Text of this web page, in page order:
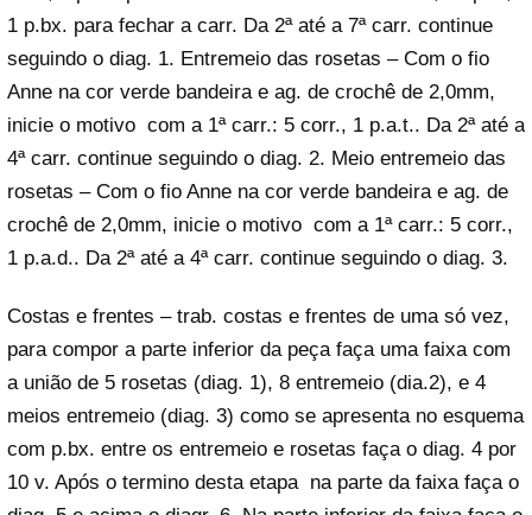
1 p.bx. para fechar a carr. Da 2ª até a 7ª carr. continue
seguindo o diag. 1. Entremeio das rosetas – Com o fio
Anne na cor verde bandeira e ag. de crochê de 2,0mm,
inicie o motivo com a 1ª carr.: 5 corr., 1 p.a.t.. Da 2ª até a
4ª carr. continue seguindo o diag. 2. Meio entremeio das
rosetas – Com o fio Anne na cor verde bandeira e ag. de
crochê de 2,0mm, inicie o motivo com a 1ª carr.: 5 corr.,
1 p.a.d.. Da 2ª até a 4ª carr. continue seguindo o diag. 3.
Costas e frentes – trab. costas e frentes de uma só vez,
para compor a parte inferior da peça faça uma faixa com
a união de 5 rosetas (diag. 1), 8 entremeio (dia.2), e 4
meios entremeio (diag. 3) como se apresenta no esquema
com p.bx. entre os entremeio e rosetas faça o diag. 4 por
10 v. Após o termino desta etapa na parte da faixa faça o